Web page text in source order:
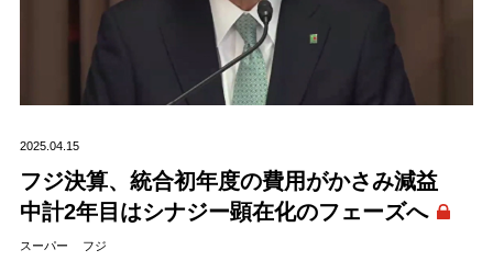
2025.04.15
フジ決算、統合初年度の費用がかさみ減益
中計2年目はシナジー顕在化のフェーズへ
スーパー フジ